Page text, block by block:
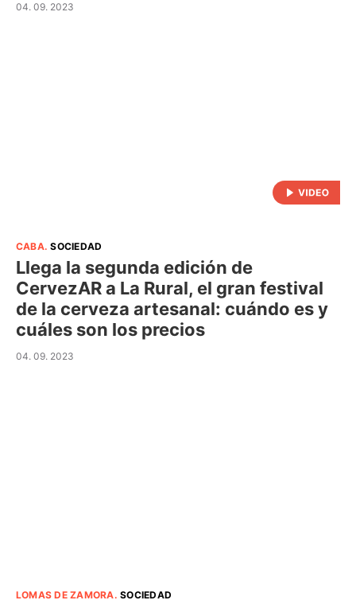
04. 09. 2023
CABA.SOCIEDAD
Llega la segunda edición de
CervezAR a La Rural, el gran festival
de la cerveza artesanal: cuándo es y
cuáles son los precios
04. 09. 2023
LOMAS DE ZAMORA.SOCIEDAD